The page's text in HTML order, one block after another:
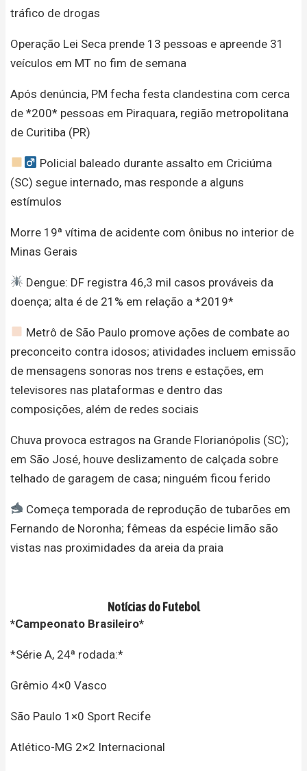
tráfico de drogas
Operação Lei Seca prende 13 pessoas e apreende 31
veículos em MT no fim de semana
Após denúncia, PM fecha festa clandestina com cerca
de *200* pessoas em Piraquara, região metropolitana
de Curitiba (PR)
Policial baleado durante assalto em Criciúma
(SC) segue internado, mas responde a alguns
estímulos
Morre 19ª vítima de acidente com ônibus no interior de
Minas Gerais
Dengue: DF registra 46,3 mil casos prováveis da
doença; alta é de 21% em relação a *2019*
Metrô de São Paulo promove ações de combate ao
preconceito contra idosos; atividades incluem emissão
de mensagens sonoras nos trens e estações, em
televisores nas plataformas e dentro das
composições, além de redes sociais
️Chuva provoca estragos na Grande Florianópolis (SC);
em São José, houve deslizamento de calçada sobre
telhado de garagem de casa; ninguém ficou ferido
Começa temporada de reprodução de tubarões em
Fernando de Noronha; fêmeas da espécie limão são
vistas nas proximidades da areia da praia
Notícias do Futebol
*Campeonato Brasileiro*
*Série A, 24ª rodada:*
Grêmio 4×0 Vasco
São Paulo 1×0 Sport Recife
Atlético-MG 2×2 Internacional